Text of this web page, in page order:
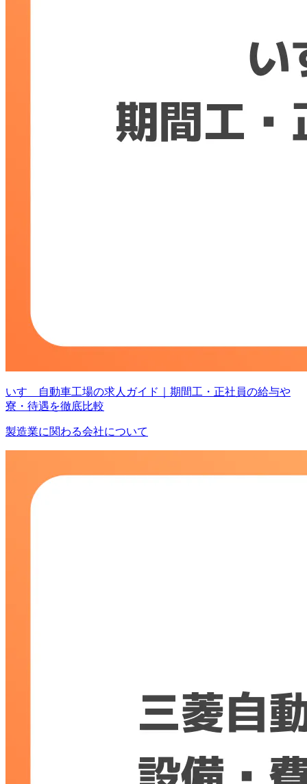
いすゞ自動車工場の求人ガイド｜期間工・正社員の給与や
寮・待遇を徹底比較
製造業に関わる会社について